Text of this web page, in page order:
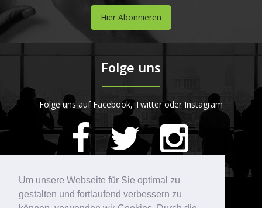
Um unsere Webseite für Sie optimal zu
gestalten und fortlaufend verbessern zu
Hier Abonnieren
Folge uns
Folge uns auf Facebook, Twitter oder Instagram
STARTPLATZ
420Bewertungen auf ProvenExpert.com
Kontakt